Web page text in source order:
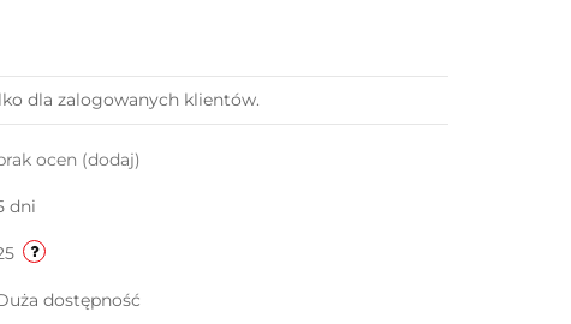
dla zalogowanych klientów.
ocen (dodaj)
dni
dostępność